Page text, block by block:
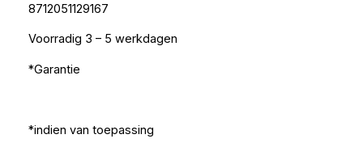
8712051129167
Voorradig 3 – 5 werkdagen
*Garantie
*indien van toepassing